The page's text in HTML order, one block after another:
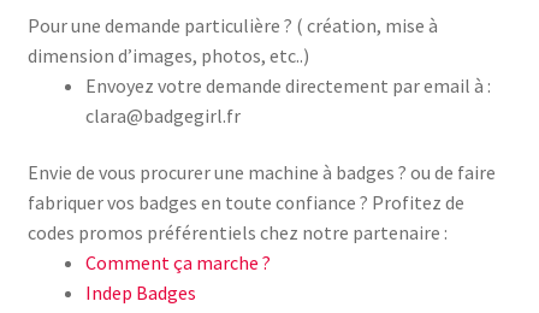
Pour une demande particulière ? ( création, mise à
dimension d’images, photos, etc..)
Envoyez votre demande directement par email à :
clara@badgegirl.fr
Envie de vous procurer une machine à badges ? ou de faire
fabriquer vos badges en toute confiance ? Profitez de
codes promos préférentiels chez notre partenaire :
Comment ça marche ?
Indep Badges